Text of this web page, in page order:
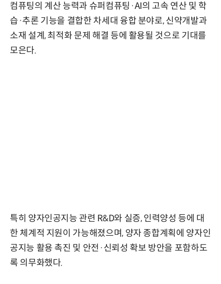
컴퓨팅의 계산 능력과 슈퍼컴퓨팅·AI의 고속 연산 및 학
습·추론 기능을 결합한 차세대 융합 분야로, 신약개발과
소재 설계, 최적화 문제 해결 등에 활용될 것으로 기대를
모은다.
특히 양자인공지능 관련 R&D와 실증, 인력양성 등에 대
한 체계적 지원이 가능해졌으며, 양자 종합계획에 양자인
공지능 활용 촉진 및 안전·신뢰성 확보 방안을 포함하도
록 의무화했다.